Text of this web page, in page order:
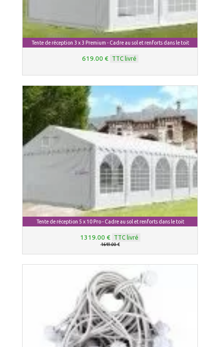
Tente de réception 3 x 3 Premium - Cadre au sol et renforts dans le toit
619.00 € TTC livré
Tente de réception 5 x 10 Pro - Cadre au sol et renforts dans le toit
1319.00 € TTC livré
1649.00 €